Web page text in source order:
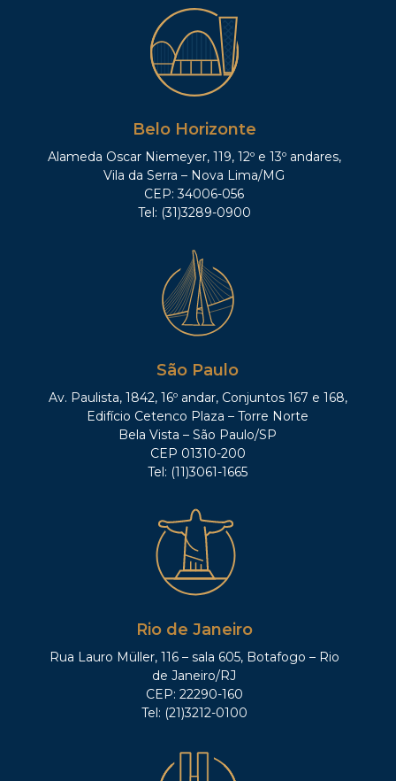
Belo Horizonte
Alameda Oscar Niemeyer, 119, 12º e 13º andares,
Vila da Serra – Nova Lima/MG
CEP: 34006-056
Tel: (31)3289-0900
São Paulo
Av. Paulista, 1842, 16º andar, Conjuntos 167 e 168,
Edifício Cetenco Plaza – Torre Norte
Bela Vista – São Paulo/SP
CEP 01310-200
Tel: (11)3061-1665
Rio de Janeiro
Rua Lauro Müller, 116 – sala 605, Botafogo – Rio
de Janeiro/RJ
CEP: 22290-160
Tel: (21)3212-0100